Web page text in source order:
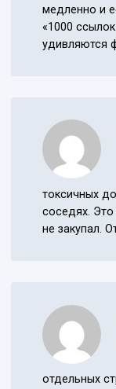
медленно и
«1000
удивляются
токсичных
соседях. Это
не закупал.
отдельных